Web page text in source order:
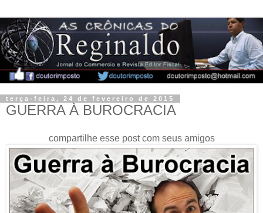
terça-feira, 24 de fevereiro de 2015
GUERRA À BUROCRACIA
compartilhe esse post com seus amigos